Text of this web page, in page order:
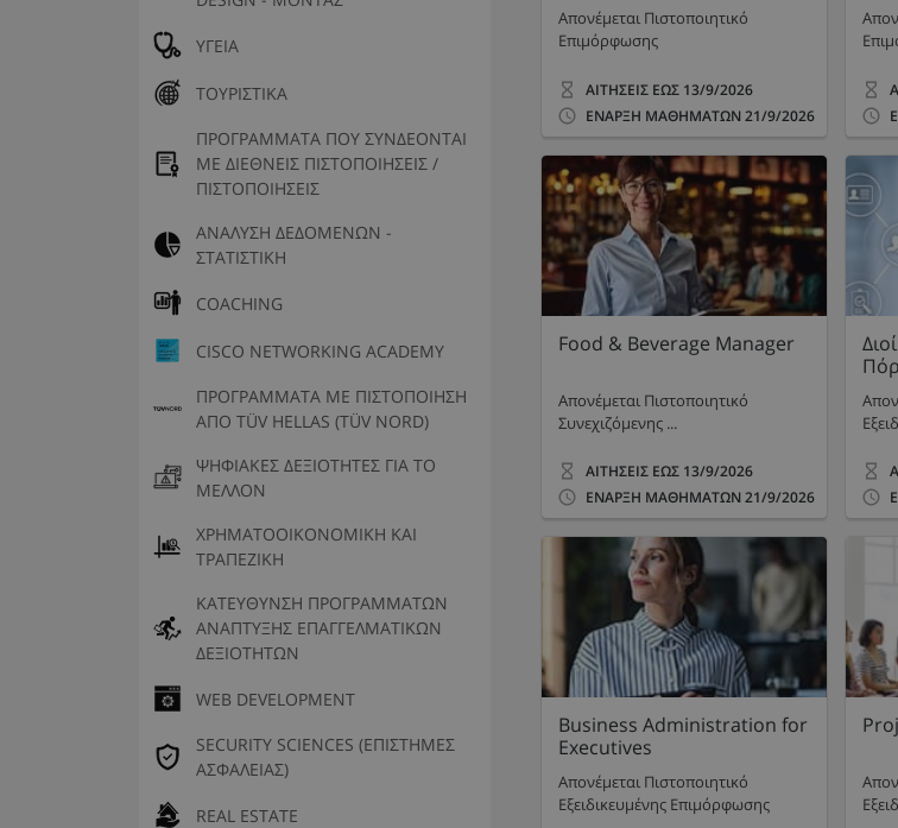
ΥΓΕΙΑ
ΤΟΥΡΙΣΤΙΚΑ
ΠΡΟΓΡΑΜΜΑΤΑ ΠΟΥ ΣΥΝΔΕΟΝΤΑΙ
ΜΕ ΔΙΕΘΝΕΙΣ ΠΙΣΤΟΠΟΙΗΣΕΙΣ /
ΠΙΣΤΟΠΟΙΗΣΕΙΣ
ΑΝΑΛΥΣΗ ΔΕΔΟΜΕΝΩΝ -
ΣΤΑΤΙΣΤΙΚΗ
COACHING
CISCO NETWORKING ACADEMY
ΠΡΟΓΡΑΜΜΑΤΑ ΜΕ ΠΙΣΤΟΠΟΙΗΣΗ
ΑΠΟ TÜV HELLAS (TÜV NORD)
ΨΗΦΙΑΚΕΣ ΔΕΞΙΟΤΗΤΕΣ ΓΙΑ ΤΟ
ΜΕΛΛΟΝ
ΧΡΗΜΑΤΟΟΙΚΟΝΟΜΙΚΗ ΚΑΙ
ΤΡΑΠΕΖΙΚΗ
ΚΑΤΕΥΘΥΝΣΗ ΠΡΟΓΡΑΜΜΑΤΩΝ
ΑΝΑΠΤΥΞΗΣ ΕΠΑΓΓΕΛΜΑΤΙΚΩΝ
ΔΕΞΙΟΤΗΤΩΝ
WEB DEVELOPMENT
SECURITY SCIENCES (ΕΠΙΣΤΗΜΕΣ
ΑΣΦΑΛΕΙΑΣ)
REAL ESTATE
Απονέμεται Πιστοποιητικό
Επιμόρφωσης
ΑΙΤΗΣΕΙΣ ΕΩΣ 13/9/2026
ΕΝΑΡΞΗ ΜΑΘΗΜΑΤΩΝ 21/9/2026
Food & Beverage Manager
Απονέμεται Πιστοποιητικό
Συνεχιζόμενης ...
ΑΙΤΗΣΕΙΣ ΕΩΣ 13/9/2026
ΕΝΑΡΞΗ ΜΑΘΗΜΑΤΩΝ 21/9/2026
Business Administration for
Executives
Απονέμεται Πιστοποιητικό
Εξειδικευμένης Επιμόρφωσης